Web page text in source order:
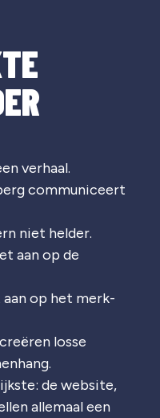
verhaal.
communiceert
niet helder.
aan op de
op het merk-
losse
de website,
allemaal een